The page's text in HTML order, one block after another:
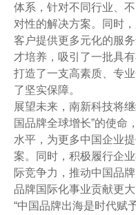
体系，针对不同行业、
对性的解决方案。同时
客户提供更多元化的服
才培养，吸引了一批具
打造了一支高素质、专
了坚实保障。
展望未来，南新科技将
国品牌全球增长”的使命
水平，为更多中国企业
案。同时，积极履行企
际竞争力，推动中国品
品牌国际化事业贡献更大
“中国品牌出海是时代赋